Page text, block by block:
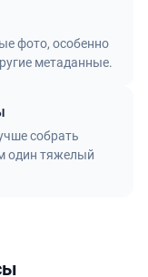
фото, особенно
метаданные.
собрать
один тяжелый